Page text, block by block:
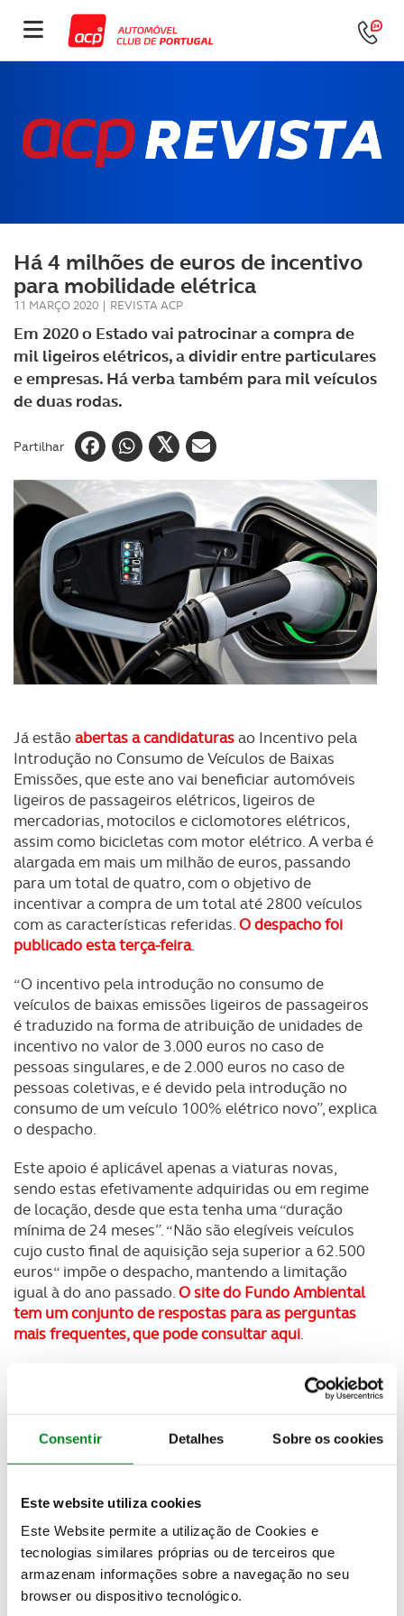
Consentir Detalhes Sobre os cookies
Este website utiliza cookies
Este Website permite a utilização de Cookies e
tecnologias similares próprias ou de terceiros que
armazenam informações sobre a navegação no seu
browser ou dispositivo tecnológico.
Há 4 milhões de euros de incentivo
para mobilidade elétrica
11 MARÇO 2020 | REVISTA ACP
Em 2020 o Estado vai patrocinar a compra de
mil ligeiros elétricos, a dividir entre particulares
e empresas. Há verba também para mil veículos
de duas rodas.
Partilhar
Já estãoabertas a candidaturasao Incentivo pela
Introdução no Consumo de Veículos de Baixas
Emissões, que este ano vai beneficiar automóveis
ligeiros de passageiros elétricos, ligeiros de
mercadorias, motocilos e ciclomotores elétricos,
assim como bicicletas com motor elétrico. A verba é
alargada em mais um milhão de euros, passando
para um total de quatro, com o objetivo de
incentivar a compra de um total até 2800 veículos
com as características referidas.O despacho foi
publicado esta terça-feira.
“O incentivo pela introdução no consumo de
veículos de baixas emissões ligeiros de passageiros
é traduzido na forma de atribuição de unidades de
incentivo no valor de 3.000 euros no caso de
pessoas singulares, e de 2.000 euros no caso de
pessoas coletivas, e é devido pela introdução no
consumo de um veículo 100% elétrico novo”, explica
o despacho.
Este apoio é aplicável apenas a viaturas novas,
sendo estas efetivamente adquiridas ou em regime
de locação, desde que esta tenha uma “duração
mínima de 24 meses”. “Não são elegíveis veículos
cujo custo final de aquisição seja superior a 62.500
euros“ impõe o despacho, mantendo a limitação
igual à do ano passado.O site do Fundo Ambiental
tem um conjunto de respostas para as perguntas
mais frequentes, que pode consultar aqui.
Este ano voltam a ser diferenciados os valores para
particulares e pessoas coletivas, mas também é
definida uma quantidade total de apoios a distribuir
para cada um daqueles segmentos de contribuintes.
singulares e 300 unidades para pessoas coletivas,
submissão do pedido de incentivo”, refere a nota
legal. Além destes há ainda mais 300 “cheques” para
a compra de veículos ligeiros de mercadorias, a
distribuir por particulares e empresas, de forma